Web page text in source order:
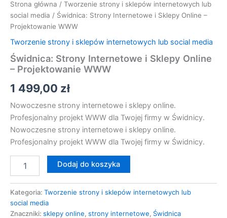
Strona główna / Tworzenie strony i sklepów internetowych lub
social media / Świdnica: Strony Internetowe i Sklepy Online –
Projektowanie WWW
Tworzenie strony i sklepów internetowych lub social media
Świdnica: Strony Internetowe i Sklepy Online
– Projektowanie WWW
1 499,00 zł
Nowoczesne strony internetowe i sklepy online.
Profesjonalny projekt WWW dla Twojej firmy w Świdnicy.
Nowoczesne strony internetowe i sklepy online.
Profesjonalny projekt WWW dla Twojej firmy w Świdnicy.
Dodaj do koszyka
Kategoria: Tworzenie strony i sklepów internetowych lub
social media
Znaczniki: sklepy online, strony internetowe, Świdnica